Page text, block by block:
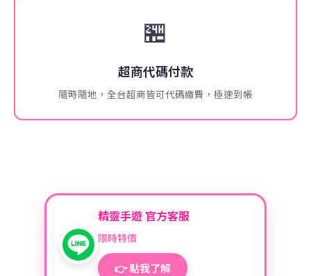
🏪
超商代碼付款
隨時隨地，全台超商皆可代碼繳費，極速到帳
精靈手遊 官方客服
限時特價
👉 點我了解